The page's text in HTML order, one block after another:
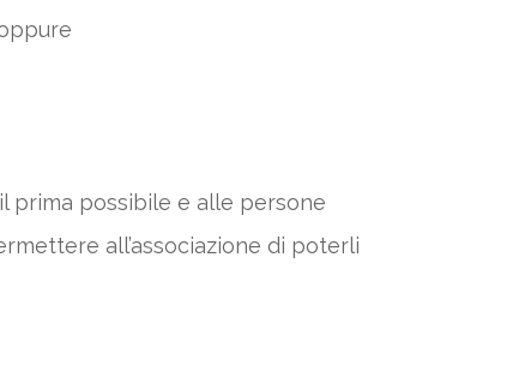
prima possibile e alle persone
all’associazione di poterli